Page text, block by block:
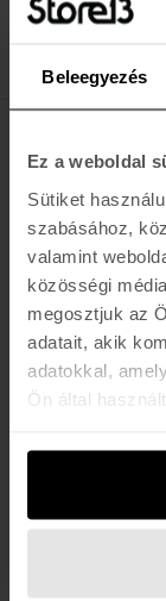
Beleegyezés
Ez a weboldal
Sütiket
szabásához,
valamint
közösségi
megosztjuk az
adatait, akik
adatokkal,
Ön által
E-MAIL